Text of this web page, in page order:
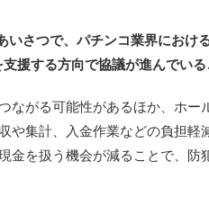
さつで、パチンコ業界におけ
援する方向で協議が進んでいる
ながる可能性があるほか、ホー
や集計、入金作業などの負担軽
金を扱う機会が減ることで、防